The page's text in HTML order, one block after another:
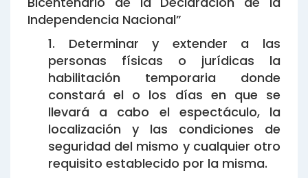
Independencia Nacional”
1. Determinar y extender a las
personas físicas o jurídicas la
habilitación temporaria donde
constará el o los días en que se
llevará a cabo el espectáculo, la
localización y las condiciones de
seguridad del mismo y cualquier otro
requisito establecido por la misma.